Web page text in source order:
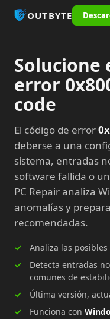
OUTBYTE
Solucione
error
code
El código de error
deberse a una
sistema, entradas
software fallida o
PC Repair analiza
anomalías y
recomendadas.
Analiza las posibles
Detecta entradas
comunes de
Última versión,
Funciona con